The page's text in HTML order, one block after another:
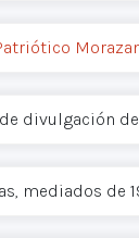
divulgación
mediados de